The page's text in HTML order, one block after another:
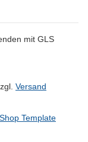
Versand
Template